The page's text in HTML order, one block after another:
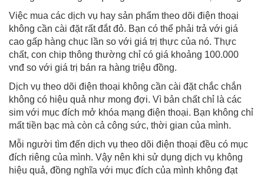
Việc mua các dịch vụ hay sản phẩm theo dõi điện thoại
không cần cài đặt rất đắt đỏ. Bạn có thể phải trả với giá
cao gấp hàng chục lần so với giá trị thực của nó. Thực
chất, con chip thông thường chỉ có giá khoảng 100.000
vnđ so với giá trị bán ra hàng triệu đồng.
Dịch vụ theo dõi điện thoại không cần cài đặt chắc chắn
không có hiệu quả như mong đợi. Vì bản chất chỉ là các
sim với mục đích mở khóa mạng điện thoại. Bạn không chỉ
mất tiền bạc mà còn cả công sức, thời gian của mình.
Mỗi người tìm đến dịch vụ theo dõi điện thoại đều có mục
đích riêng của mình. Vậy nên khi sử dụng dịch vụ không
hiệu quả, đồng nghĩa với mục đích của mình không đạt